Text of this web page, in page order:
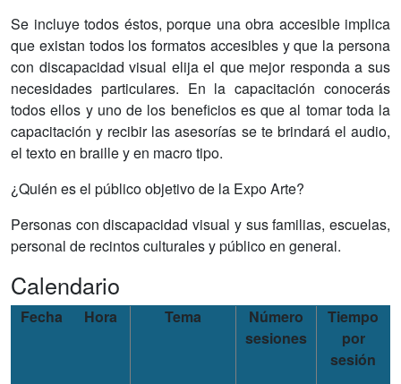
Se incluye todos éstos, porque una obra accesible implica
que existan todos los formatos accesibles y que la persona
con discapacidad visual elija el que mejor responda a sus
necesidades particulares. En la capacitación conocerás
todos ellos y uno de los beneficios es que al tomar toda la
capacitación y recibir las asesorías se te brindará el audio,
el texto en braille y en macro tipo.
¿Quién es el público objetivo de la Expo Arte?
Personas con discapacidad visual y sus familias, escuelas,
personal de recintos culturales y público en general.
Calendario
Fecha Hora Tema
Número
sesiones
Tiempo
por
sesión